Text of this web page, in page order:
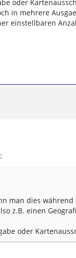
oder
in mehrere
einstellbaren
man dies während
z.B. einen
oder